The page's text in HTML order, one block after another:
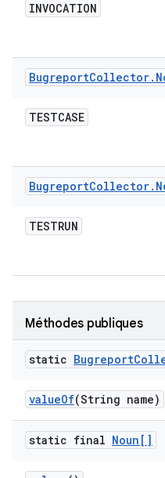
INVOCATION
BugreportCollector.
TESTCASE
BugreportCollector.
TESTRUN
Méthodes publiques
static Bugreport
valueOf(String name)
static final Noun[]